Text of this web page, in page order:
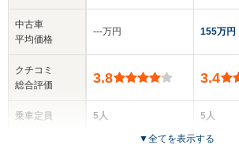
中古車
平均価格
クチコミ
総合評価
乗車定員
‐‐‐万円
3.8
5人
155万円
3.4
5人
5ドア
▼全てを表示する